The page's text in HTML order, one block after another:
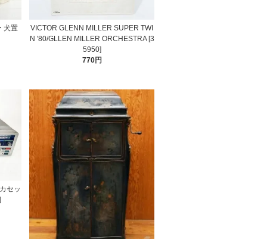
犬置
VICTOR GLENN MILLER SUPER TWI
N '80/GLLEN MILLER ORCHESTRA [3
5950]
770円
セッ